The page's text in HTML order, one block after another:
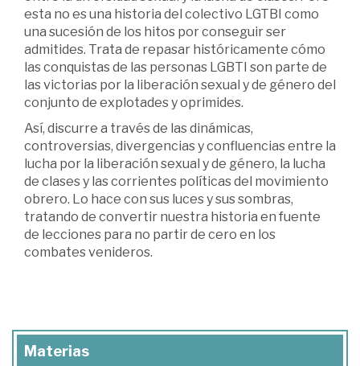
esta no es una historia del colectivo LGTBI como
una sucesión de los hitos por conseguir ser
admitides. Trata de repasar históricamente cómo
las conquistas de las personas LGBTI son parte de
las victorias por la liberación sexual y de género del
conjunto de explotades y oprimides.
Así, discurre a través de las dinámicas,
controversias, divergencias y confluencias entre la
lucha por la liberación sexual y de género, la lucha
de clases y las corrientes políticas del movimiento
obrero. Lo hace con sus luces y sus sombras,
tratando de convertir nuestra historia en fuente
de lecciones para no partir de cero en los
combates venideros.
Materias